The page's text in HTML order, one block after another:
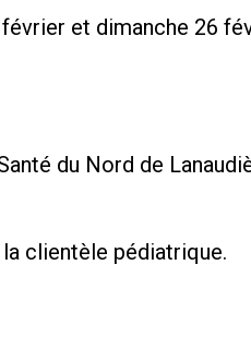
et dimanche 26
du Nord de
clientèle pédiatrique.